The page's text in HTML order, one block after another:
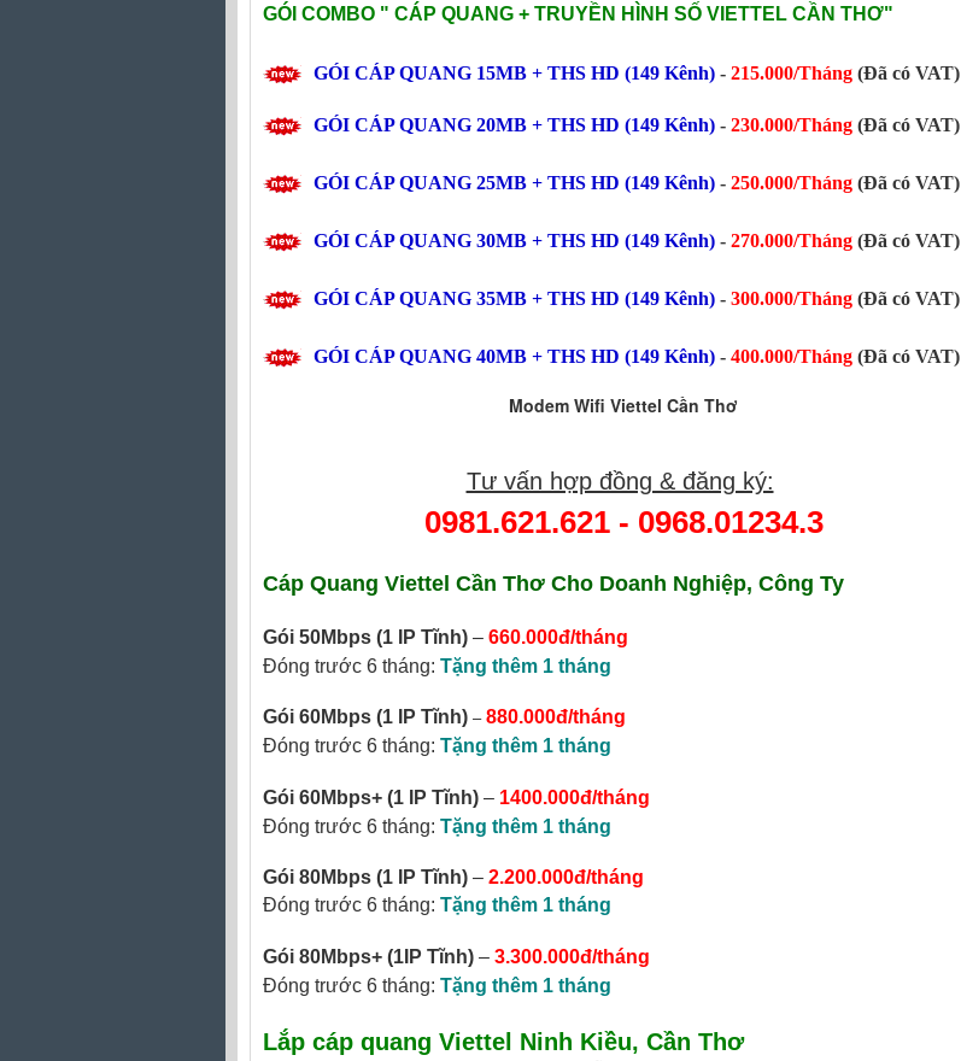
GÓI COMBO " CÁP QUANG + TRUYỀN HÌNH SỐ VIETTEL CẦN THƠ"
GÓI CÁP QUANG 15MB + THS HD (149 Kênh) - 215.000/Tháng (Đã có VAT)
GÓI CÁP QUANG 20MB + THS HD (149 Kênh) - 230.000/Tháng (Đã có VAT)
GÓI CÁP QUANG 25MB + THS HD (149 Kênh) - 250.000/Tháng (Đã có VAT)
GÓI CÁP QUANG 30MB + THS HD (149 Kênh) - 270.000/Tháng (Đã có VAT)
GÓI CÁP QUANG 35MB + THS HD (149 Kênh) - 300.000/Tháng (Đã có VAT)
GÓI CÁP QUANG 40MB + THS HD (149 Kênh) - 400.000/Tháng (Đã có VAT)
Modem Wifi Viettel Cần Thơ
Tư vấn hợp đồng & đăng ký:
0981.621.621- 0968.01234.3
Cáp Quang Viettel Cần Thơ Cho Doanh Nghiệp, Công Ty
Gói 50Mbps (1 IP Tĩnh) – 660.000đ/tháng
Đóng trước 6 tháng: Tặng thêm 1 tháng
Gói 60Mbps (1 IP Tĩnh) –880.000đ/tháng
Đóng trước 6 tháng: Tặng thêm 1 tháng
Gói 60Mbps+ (1 IP Tĩnh) – 1400.000đ/tháng
Đóng trước 6 tháng: Tặng thêm 1 tháng
Gói 80Mbps (1 IP Tĩnh) – 2.200.000đ/tháng
Đóng trước 6 tháng: Tặng thêm 1 tháng
Gói 80Mbps+ (1IP Tĩnh) – 3.300.000đ/tháng
Đóng trước 6 tháng: Tặng thêm 1 tháng
Lắp cáp quang Viettel Ninh Kiều, Cần Thơ